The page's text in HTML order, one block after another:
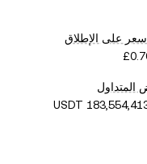
على الإطلاق
المتداول